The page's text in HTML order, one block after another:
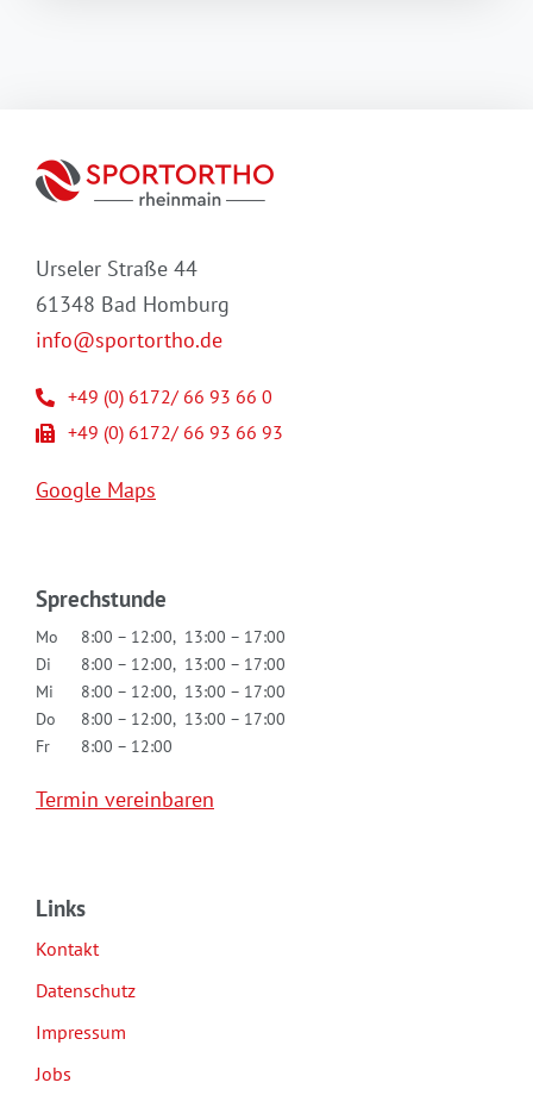
Urseler Straße 44
61348 Bad Homburg
info@sportortho.de
+49 (0) 6172/ 66 93 66 0
+49 (0) 6172/ 66 93 66 93
Google Maps
Sprechstunde
Mo
8:00 – 12:00, 13:00 – 17:00
Di
8:00 – 12:00, 13:00 – 17:00
Mi
8:00 – 12:00, 13:00 – 17:00
Do
8:00 – 12:00, 13:00 – 17:00
Fr
8:00 – 12:00
Termin vereinbaren
Links
Kontakt
Datenschutz
Impressum
Jobs